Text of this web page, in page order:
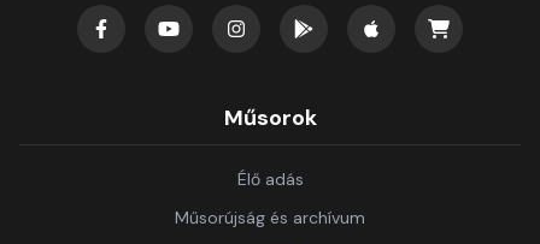
Műsorok
Élő adás
Műsorújság és archívum